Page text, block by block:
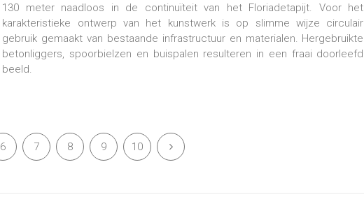
130 meter naadloos in de continuïteit van het Floriadetapijt. Voor het
karakteristieke ontwerp van het kunstwerk is op slimme wijze circulair
gebruik gemaakt van bestaande infrastructuur en materialen. Hergebruikte
betonliggers, spoorbielzen en buispalen resulteren in een fraai doorleefd
beeld.
6 7 8 9 10